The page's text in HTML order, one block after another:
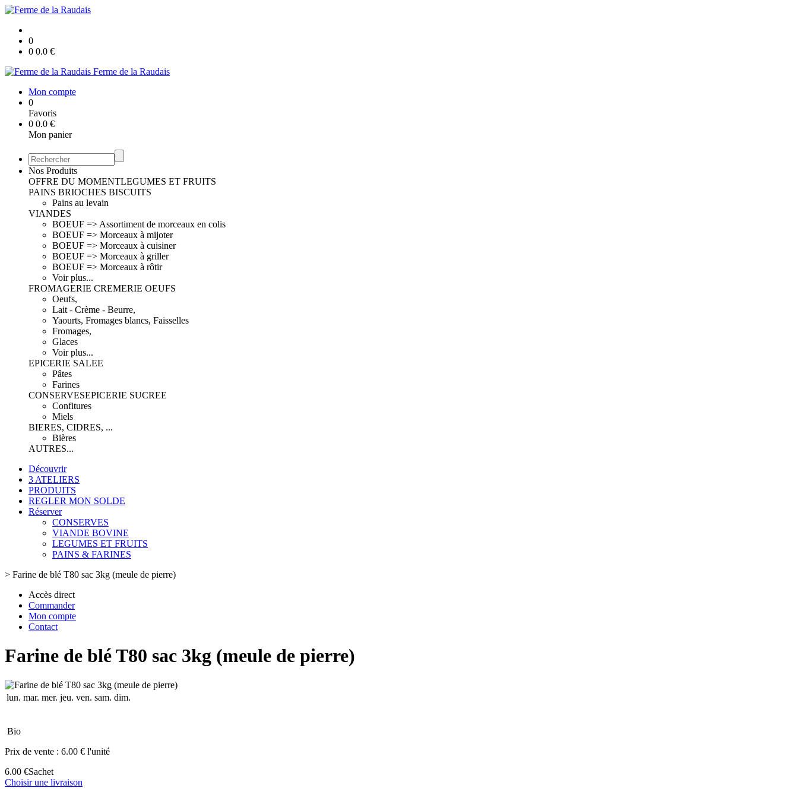
0
0 0.0 €
Ferme de la Raudais
Mon compte
0
Favoris
0 0.0 €
Mon panier
Nos Produits
OFFRE DU MOMENTLEGUMES ET FRUITS
PAINS BRIOCHES BISCUITS
Pains au levain
VIANDES
BOEUF => Assortiment de morceaux en colis
BOEUF => Morceaux à mijoter
BOEUF => Morceaux à cuisiner
BOEUF => Morceaux à griller
BOEUF => Morceaux à rôtir
Voir plus...
FROMAGERIE CREMERIE OEUFS
Oeufs,
Lait - Crème - Beurre,
Yaourts, Fromages blancs, Faisselles
Fromages,
Glaces
Voir plus...
EPICERIE SALEE
Pâtes
Farines
CONSERVESEPICERIE SUCREE
Confitures
Miels
BIERES, CIDRES, ...
Bières
AUTRES...
Découvrir
3 ATELIERS
PRODUITS
REGLER MON SOLDE
Réserver
CONSERVES
VIANDE BOVINE
LEGUMES ET FRUITS
PAINS & FARINES
> Farine de blé T80 sac 3kg (meule de pierre)
Accès direct
Commander
Mon compte
Contact
Farine de blé T80 sac 3kg (meule de pierre)
lun. mar. mer. jeu. ven. sam. dim.
Bio
Prix de vente : 6.00 € l'unité
6.00 €Sachet
Choisir une livraison